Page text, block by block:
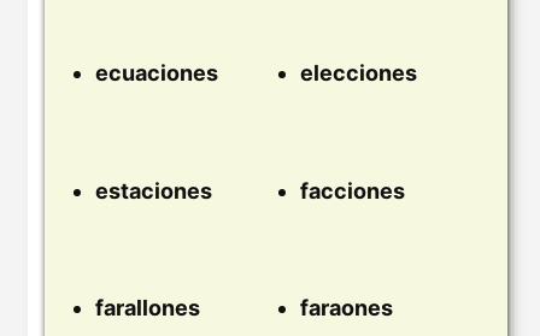
ecuaciones elecciones
estaciones facciones
farallones faraones